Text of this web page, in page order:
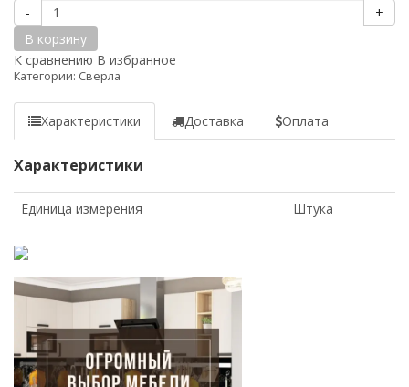
-
+
В корзину
К сравнению В избранное
Категории: Сверла
Характеристики Доставка Оплата
Характеристики
Единица измерения Штука